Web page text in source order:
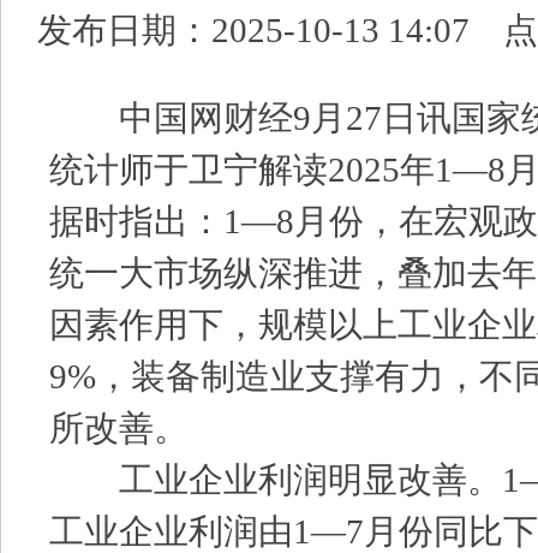
发布日期：2025-10-13 14:07
中国网财经9月27日讯国家
统计师于卫宁解读2025年1—8
据时指出：1—8月份，在宏观
统一大市场纵深推进，叠加去
因素作用下，规模以上工业企
9%，装备制造业支撑有力，不
所改善。
工业企业利润明显改善。
工业企业利润由1—7月份同比